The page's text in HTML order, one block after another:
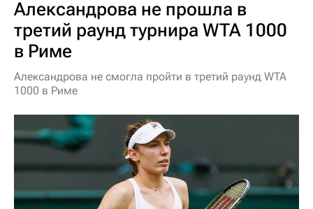
Александрова не прошла в
третий раунд турнира WTA 1000
в Риме
Александрова не смогла пройти в третий раунд WTA
1000 в Риме